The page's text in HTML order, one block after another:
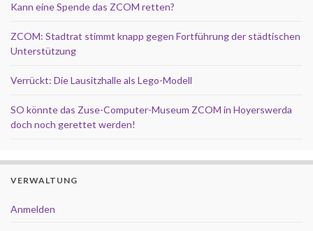
Kann eine Spende das ZCOM retten?
ZCOM: Stadtrat stimmt knapp gegen Fortführung der städtischen
Unterstützung
Verrückt: Die Lausitzhalle als Lego-Modell
SO könnte das Zuse-Computer-Museum ZCOM in Hoyerswerda
doch noch gerettet werden!
VERWALTUNG
Anmelden